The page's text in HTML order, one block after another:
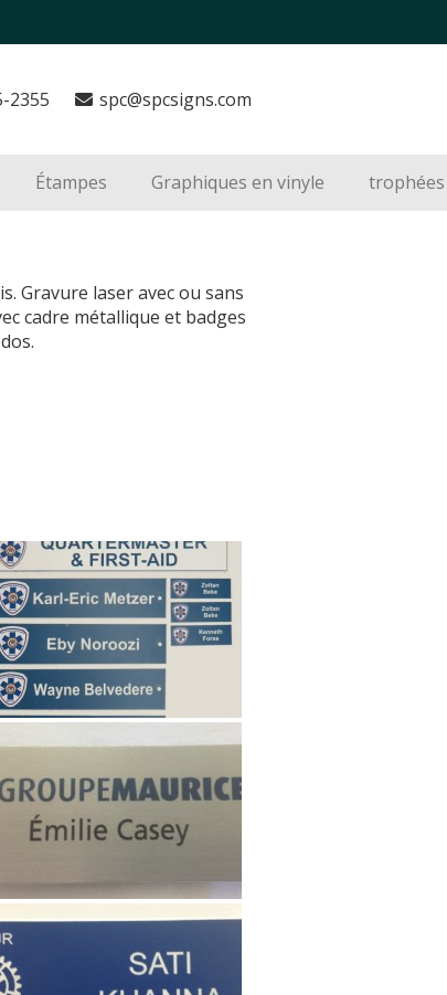
2355 spc@spcsigns.com
Étampes Graphiques en vinyle
Gravure laser avec ou sans
cadre métallique et badges